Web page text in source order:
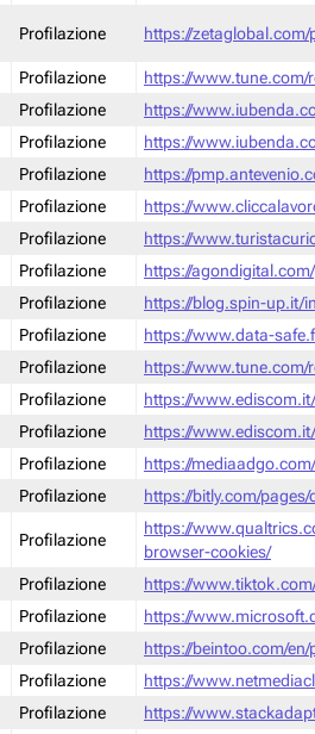
Profilazione https://zetaglobal.com/
Profilazione
https://www.tune.com/
Profilazione
https://
Profilazione
https://
Profilazione
https://
Profilazione
https://
Profilazione
https://
Profilazione
https://
Profilazione
https://blog.spin-up.it/
Profilazione
https://www.data-
Profilazione
https://www.tune.com/
Profilazione
https://
Profilazione
https://
Profilazione
https://
Profilazione https://bitly.com/pages/
Profilazione
https://
browser-cookies/
Profilazione
https://
Profilazione
https://
Profilazione
https://beintoo.com/
Profilazione
https://
Profilazione
https://